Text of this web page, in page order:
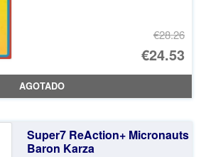
€28.26
El
€24.53
El
AGOTADO
Super7 ReAction+ Micronauts
Baron Karza